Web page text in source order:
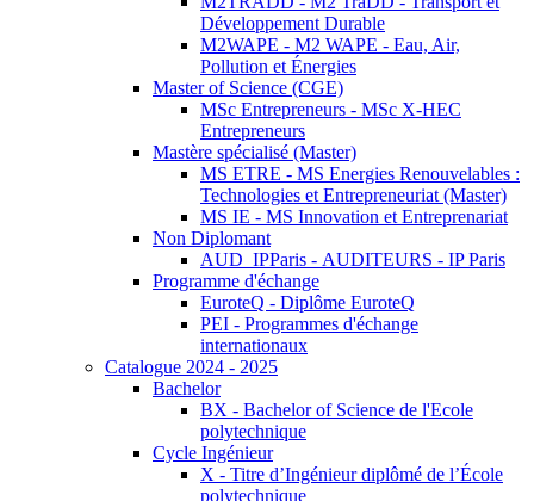
Développement Durable
M2WAPE - M2 WAPE - Eau, Air,
Pollution et Énergies
Master of Science (CGE)
MSc Entrepreneurs - MSc X-HEC
Entrepreneurs
Mastère spécialisé (Master)
MS ETRE - MS Energies Renouvelables :
Technologies et Entrepreneuriat (Master)
MS IE - MS Innovation et Entreprenariat
Non Diplomant
AUD_IPParis - AUDITEURS - IP Paris
Programme d'échange
EuroteQ - Diplôme EuroteQ
PEI - Programmes d'échange
internationaux
Catalogue 2024 - 2025
Bachelor
BX - Bachelor of Science de l'Ecole
polytechnique
Cycle Ingénieur
X - Titre d’Ingénieur diplômé de l’École
polytechnique